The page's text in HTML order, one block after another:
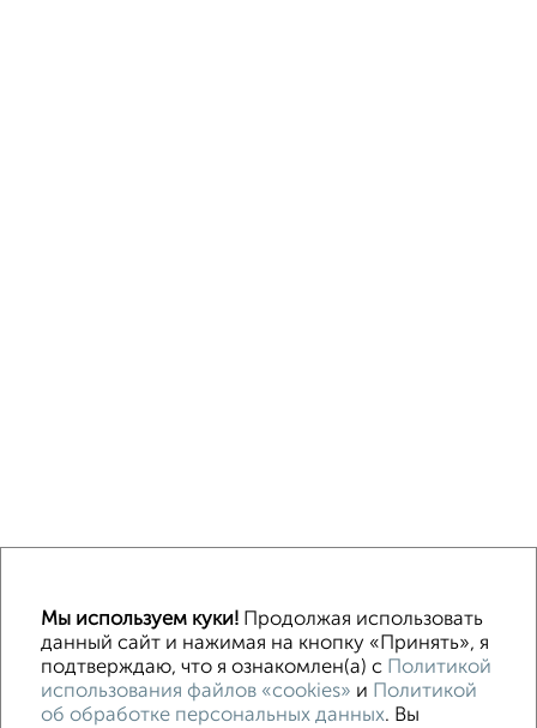
Машиноместа в паркинге Без посредников
Контакты
Политика конфиденциальности
Мы используем куки! Продолжая использовать
данный сайт и нажимая на кнопку «Принять», я
подтверждаю, что я ознакомлен(а) с Политикой
использования файлов «cookies» и Политикой
об обработке персональных данных. Вы